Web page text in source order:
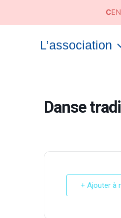
C
L’association
Danse
+ Ajouter à